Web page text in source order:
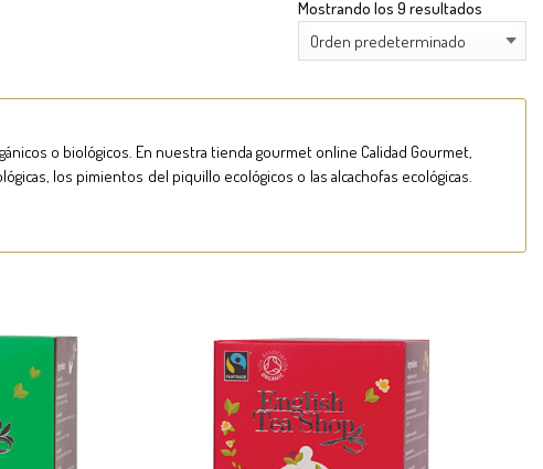
Mostrando los 9 resultados
o biológicos. En nuestra tienda gourmet online Calidad Gourmet,
los pimientos del piquillo ecológicos o las alcachofas ecológicas.